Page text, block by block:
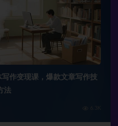
作变现课，爆款文章写作技
法